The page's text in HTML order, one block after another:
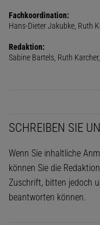
Fachkoordination:
Hans-Dieter Jakubke, Ruth
Redaktion:
Sabine Bartels, Ruth
SCHREIBEN SIE
Wenn Sie inhaltliche
können Sie die Redaktion
Zuschrift, bitten jedoch
beantworten können.